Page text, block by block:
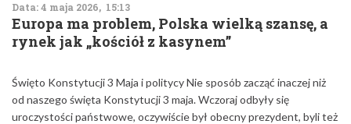
Data: 4 maja 2026, 15:13
Europa ma problem, Polska wielką szansę, a
rynek jak „kościół z kasynem”
Święto Konstytucji 3 Maja i politycy Nie sposób zacząć inaczej niż
od naszego święta Konstytucji 3 maja. Wczoraj odbyły się
uroczystości państwowe, oczywiście był obecny prezydent, byli też